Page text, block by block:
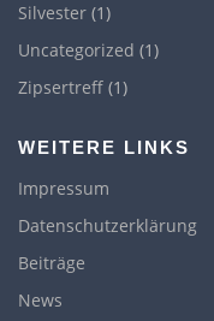
Silvester (1)
Uncategorized (1)
Zipsertreff (1)
WEITERE LINKS
Impressum
Datenschutzerklärung
Beiträge
News